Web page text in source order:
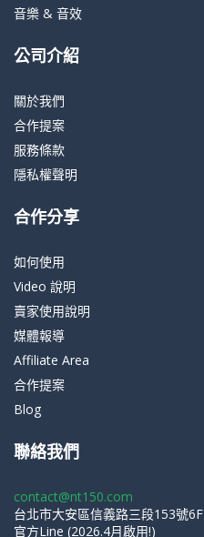
音樂 & 音效
公司介紹
關於我們
合作提案
服務條款
隱私權聲明
合作分享
如何使用
Video 說明
賣家使用說明
媒體報導
Affiliate Area
合作提案
Blog
聯絡我們
contact@nt150.com
台北市大安區信義路三段153號6F
官方Line (2026.4月啟用!)